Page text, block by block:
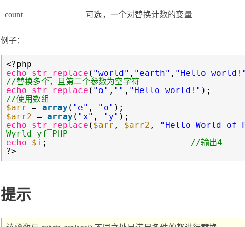
count 可选，一个对替换计数的变量
例子：
<?php
echo
str_replace ( "world" , "earth" , "Hello world!"
//替换多个，且第二个参数为空字符
echo
str_replace ( "o" , "" , "Hello world!"
//使用数组
$arr = array ( "e" , "o" );
$arr2 = array ( "x" , "y" );
echo
str_replace ( $arr , $arr2 , "Hello World of
Wyrld yf PHP
echo
$i ;
//输出4
?>
提示